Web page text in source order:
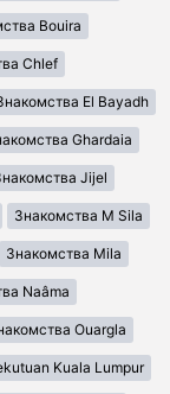
Bouira
Chlef
El Bayadh
Ghardaia
Jijel
Знакомства M Sila
Знакомства Mila
Naâma
Ouargla
Kuala Lumpur